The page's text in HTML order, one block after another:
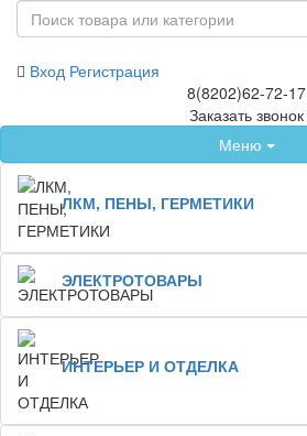
Вход Регистрация
8(8202)62-72-17
Заказать звонок
Меню
ЛКМ, ПЕНЫ, ГЕРМЕТИКИ
ЭЛЕКТРОТОВАРЫ
ИНТЕРЬЕР И ОТДЕЛКА